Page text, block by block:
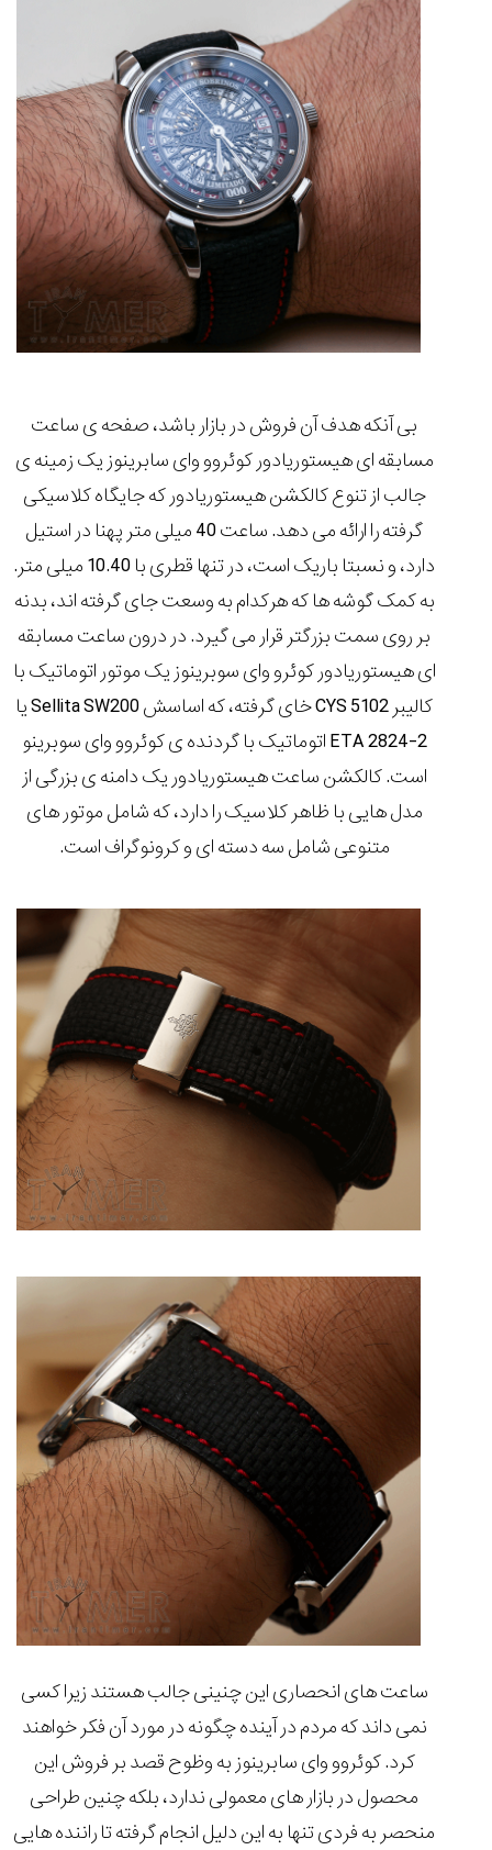
بی آنکه هدف آن فروش در بازار باشد، صفحه ی ساعت
مسابقه ای هیستوریادور کوئروو وای سابرینوز یک زمینه ی
جالب از تنوع کالکشن هیستوریادور که جایگاه کلاسیکی
گرفته را ارائه می دهد. ساعت 40 میلی متر پهنا در استیل
دارد، و نسبتا باریک است، در تنها قطری با 10.40 میلی متر.
به کمک گوشه ها که هرکدام به وسعت جای گرفته اند، بدنه
بر روی سمت بزرگتر قرار می گیرد. در درون ساعت مسابقه
ای هیستوریادور کوئرو وای سوبرینوز یک موتور اتوماتیک با
کالیبر CYS 5102 خای گرفته، که اساسش Sellita SW200 یا
ETA 2824-2 اتوماتیک با گردنده ی کوئروو وای سوبرینو
است. کالکشن ساعت هیستوریادور یک دامنه ی بزرگی از
مدل هایی با ظاهر کلاسیک را دارد، که شامل موتور های
متنوعی شامل سه دسته ای و کرونوگراف است.
ساعت های انحصاری این چنینی جالب هستند زیرا کسی
نمی داند که مردم در آینده چگونه در مورد آن فکر خواهند
کرد. کوئروو وای سابرینوز به وظوح قصد بر فروش این
محصول در بازار های معمولی ندارد، بلکه چنین طراحی
منحصر به فردی تنها به این دلیل انجام گرفته تا راننده هایی